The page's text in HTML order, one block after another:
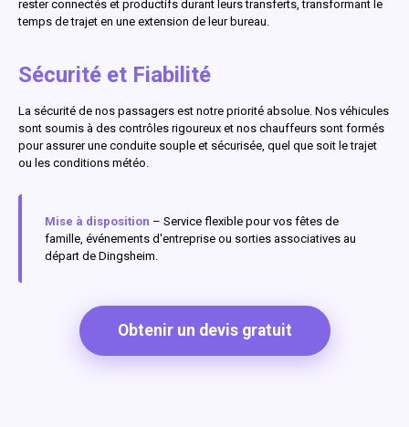
rester connectés et productifs durant leurs transferts, transformant le
temps de trajet en une extension de leur bureau.
Sécurité et Fiabilité
La sécurité de nos passagers est notre priorité absolue. Nos véhicules
sont soumis à des contrôles rigoureux et nos chauffeurs sont formés
pour assurer une conduite souple et sécurisée, quel que soit le trajet
ou les conditions météo.
Mise à disposition – Service flexible pour vos fêtes de
famille, événements d'entreprise ou sorties associatives au
départ de Dingsheim.
Obtenir un devis gratuit